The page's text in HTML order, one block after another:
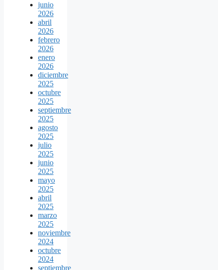
junio
2026
abril
2026
febrero
2026
enero
2026
diciembre
2025
octubre
2025
septiembre
2025
agosto
2025
julio
2025
junio
2025
mayo
2025
abril
2025
marzo
2025
noviembre
2024
octubre
2024
septiembre